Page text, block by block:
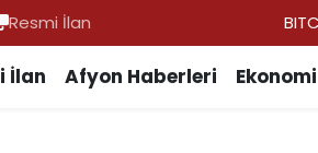
Resmi İlan
İlan Afyon Haberleri Ekonomi